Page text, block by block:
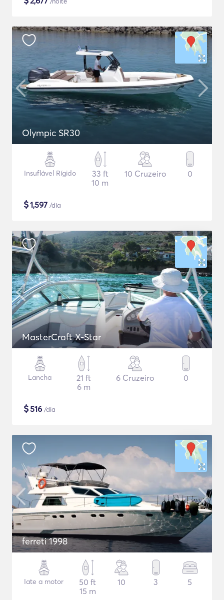
Olympic SR30
Insuflável Rígido
33 ft
10 m
10 Cruzeiro 0
$1,597 /dia
MasterCraft X-Star
Lancha
21 ft
6 m
6 Cruzeiro 0
$516 /dia
ferreti 1998
Iate a motor
50 ft
15 m
10 3 5